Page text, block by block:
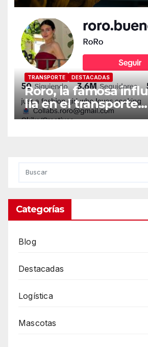
TRANSPORTE DESTACADAS
Roro, la famosa
lía en el transporte
internacional
Categorías
Blog
Destacadas
Logística
Mascotas